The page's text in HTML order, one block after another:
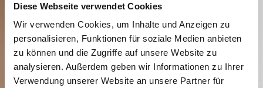
Diese Webseite verwendet Cookies
Wir verwenden Cookies, um Inhalte und Anzeigen zu
personalisieren, Funktionen für soziale Medien anbieten
zu können und die Zugriffe auf unsere Website zu
analysieren. Außerdem geben wir Informationen zu Ihrer
Verwendung unserer Website an unsere Partner für